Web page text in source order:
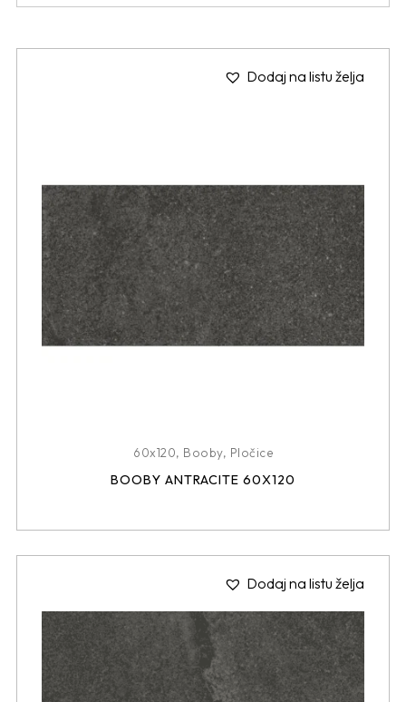
Dodaj na listu želja
60x120, Booby, Pločice
BOOBY ANTRACITE 60X120
Dodaj na listu želja